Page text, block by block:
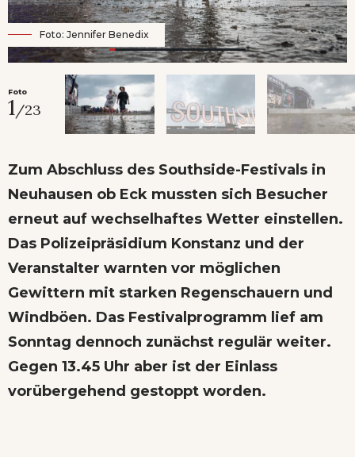
Foto: Jennifer Benedix
Foto
1/23
Zum Abschluss des Southside-Festivals in
Neuhausen ob Eck mussten sich Besucher
erneut auf wechselhaftes Wetter einstellen.
Das Polizeipräsidium Konstanz und der
Veranstalter warnten vor möglichen
Gewittern mit starken Regenschauern und
Windböen. Das Festivalprogramm lief am
Sonntag dennoch zunächst regulär weiter.
Gegen 13.45 Uhr aber ist der Einlass
vorübergehend gestoppt worden.